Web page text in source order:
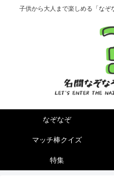
子供から大人まで楽しめる「なぞ
なぞなぞ
マッチ棒クイズ
特集